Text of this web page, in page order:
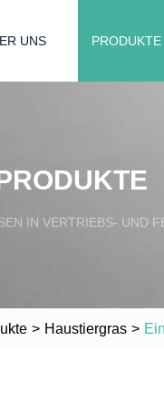
UNS PRODUKTE
IN VERTRIEBS- UND
> Haustiergras >